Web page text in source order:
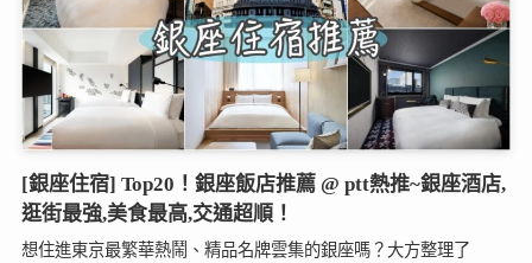
[銀座住宿] Top20！銀座飯店推薦 @ ptt熱推~銀座酒店,
逛街最強,美食最高,交通超順！
想住進東京最繁華熱鬧、精品名牌雲集的銀座嗎？大方整理了